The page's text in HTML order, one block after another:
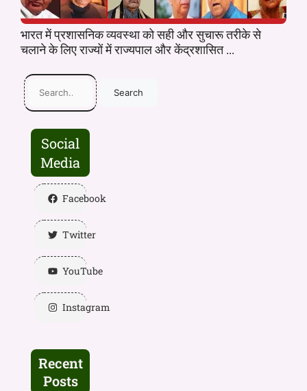
भारत में प्रशासनिक व्यवस्था को सही और सुचारू तरीके से
चलाने के लिए राज्यों में राज्यपाल और केंद्रशासित ...
Search
Social
Media
Facebook
Twitter
YouTube
Instagram
Recent
Posts